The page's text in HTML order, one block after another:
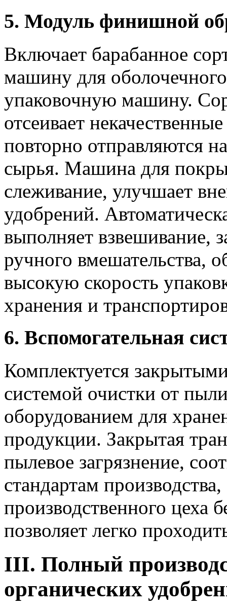
5. Модуль финишной
Включает барабанное
машину для
упаковочную машину.
отсеивает
повторно отправляются
сырья. Машина для
слеживание, улучшает
удобрений.
выполняет взвешивание,
ручного вмешательства,
высокую скорость
хранения и
6. Вспомогательная
Комплектуется
системой очистки от
оборудованием для
продукции. Закрытая
пылевое загрязнение,
стандартам
производственного цеха
позволяет легко
III. Полный
органических